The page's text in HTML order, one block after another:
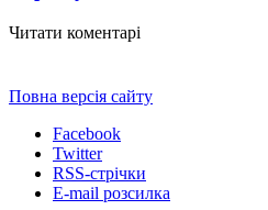
Читати коментарі
Повна версія сайту
Facebook
Twitter
RSS-стрічки
E-mail розсилка